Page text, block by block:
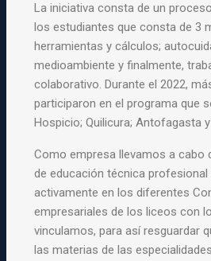
La iniciativa consta de un
los estudiantes que consta de 3
herramientas y cálculos;
medioambiente y finalmente,
colaborativo. Durante el 2022,
participaron en el programa que
Hospicio; Quilicura; Antofagasta
Como empresa llevamos a cabo
de educación técnica
activamente en los diferentes
empresariales de los liceos con
vinculamos, para así resguardar
las materias de las